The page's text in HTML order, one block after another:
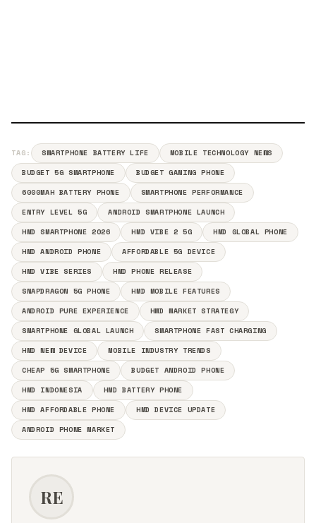
TAG: SMARTPHONE BATTERY LIFE
MOBILE TECHNOLOGY NEWS
BUDGET 5G SMARTPHONE
BUDGET GAMING PHONE
6000MAH BATTERY PHONE
SMARTPHONE PERFORMANCE
ENTRY LEVEL 5G
ANDROID SMARTPHONE LAUNCH
HMD SMARTPHONE 2026
HMD VIBE 2 5G
HMD GLOBAL PHONE
HMD ANDROID PHONE
AFFORDABLE 5G DEVICE
HMD VIBE SERIES
HMD PHONE RELEASE
SNAPDRAGON 5G PHONE
HMD MOBILE FEATURES
ANDROID PURE EXPERIENCE
HMD MARKET STRATEGY
SMARTPHONE GLOBAL LAUNCH
SMARTPHONE FAST CHARGING
HMD NEW DEVICE
MOBILE INDUSTRY TRENDS
CHEAP 5G SMARTPHONE
BUDGET ANDROID PHONE
HMD INDONESIA
HMD BATTERY PHONE
HMD AFFORDABLE PHONE
HMD DEVICE UPDATE
ANDROID PHONE MARKET
RE